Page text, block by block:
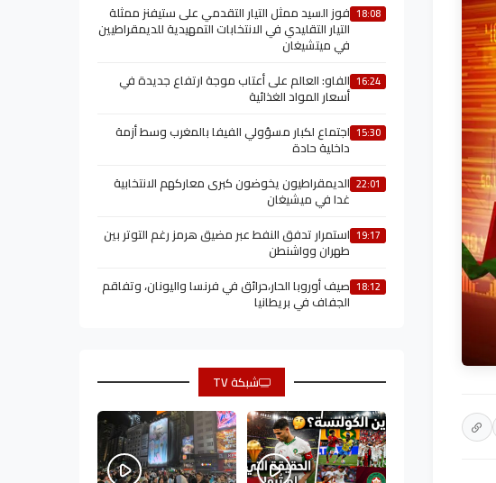
18:08 فوز السيد ممثل التيار التقدمي على ستيفنز ممثلة
التيار التقليدي في الانتخابات التمهيدية للديمقراطيين
في ميتشيغان
16:24 الفاو: العالم على أعتاب موجة ارتفاع جديدة في
أسعار المواد الغذائية
15:30 اجتماع لكبار مسؤولي الفيفا بالمغرب وسط أزمة
داخلية حادة
22:01 الديمقراطيون يخوضون كبرى معاركهم الانتخابية
غدا في ميشيغان
19:17 استمرار تدفق النفط عبر مضيق هرمز رغم التوتر بين
طهران وواشنطن
18:12 صيف أوروبا الحار،حرائق في فرنسا واليونان، وتفاقم
الجفاف في بريطانيا
شبكة TV